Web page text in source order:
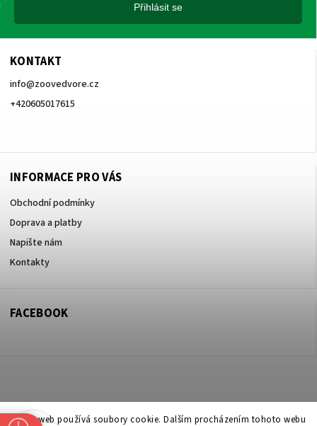
Tento web používá soubory cookie. Dalším procházením tohoto webu
KONTAKT
info@zoovedvore.cz
+420605017615
INFORMACE PRO VÁS
Obchodní podmínky
Doprava a platby
Napište nám
Kontakty
Přihlásit se
FACEBOOK
Copyright 2026 ZOO ve dvoře Praha 5. Všechna práva vyhrazena.